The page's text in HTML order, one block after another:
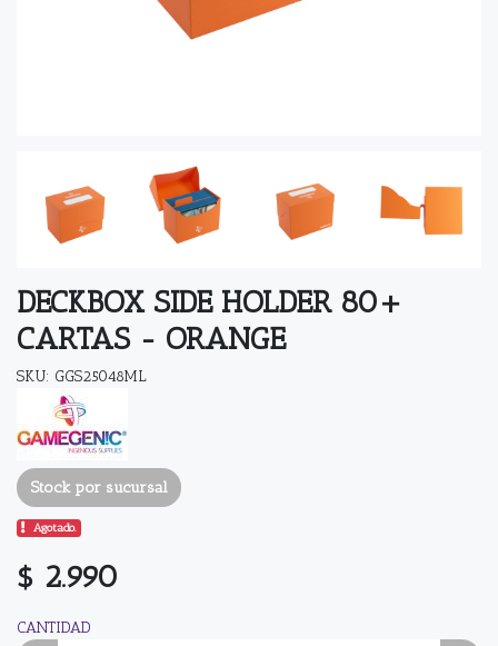
DECKBOX SIDE HOLDER 80+
CARTAS - ORANGE
SKU: GGS25048ML
Stock por sucursal
Agotado.
$ 2.990
CANTIDAD